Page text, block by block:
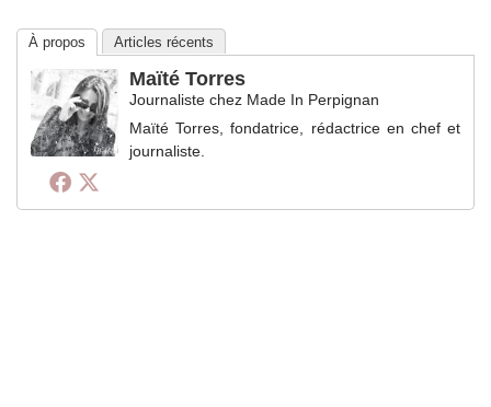
À propos Articles récents
Maïté Torres
Journaliste chez Made In Perpignan
Maïté Torres, fondatrice, rédactrice en chef et
journaliste.